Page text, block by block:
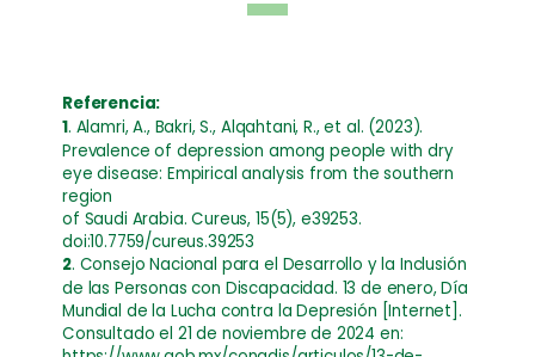
Referencia:
1. Alamri, A., Bakri, S., Alqahtani, R., et al. (2023).
Prevalence of depression among people with dry
eye disease: Empirical analysis from the southern
region
of Saudi Arabia. Cureus, 15(5), e39253.
doi:10.7759/cureus.39253
2. Consejo Nacional para el Desarrollo y la Inclusión
de las Personas con Discapacidad. 13 de enero, Día
Mundial de la Lucha contra la Depresión [Internet].
Consultado el 21 de noviembre de 2024 en: